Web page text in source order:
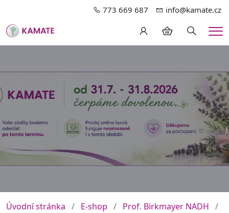
773 669 687 info@kamate.cz
Hledání
Úvodní stránka E-shop Prof. Birkmayer NADH